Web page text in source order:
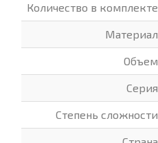
Количество в комплекте
Материал
Объем
Серия
Степень сложности